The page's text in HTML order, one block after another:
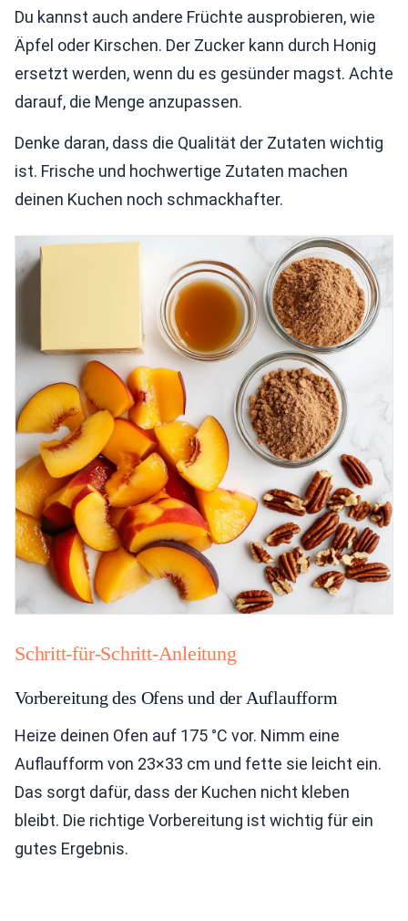
Du kannst auch andere Früchte ausprobieren, wie
Äpfel oder Kirschen. Der Zucker kann durch Honig
ersetzt werden, wenn du es gesünder magst. Achte
darauf, die Menge anzupassen.
Denke daran, dass die Qualität der Zutaten wichtig
ist. Frische und hochwertige Zutaten machen
deinen Kuchen noch schmackhafter.
Schritt-für-Schritt-Anleitung
Vorbereitung des Ofens und der Auflaufform
Heize deinen Ofen auf 175 °C vor. Nimm eine
Auflaufform von 23×33 cm und fette sie leicht ein.
Das sorgt dafür, dass der Kuchen nicht kleben
bleibt. Die richtige Vorbereitung ist wichtig für ein
gutes Ergebnis.